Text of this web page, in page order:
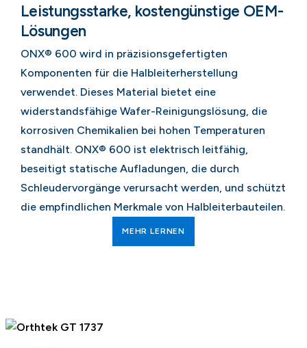
Leistungsstarke, kostengünstige OEM-
Lösungen
ONX® 600 wird in präzisionsgefertigten
Komponenten für die Halbleiterherstellung
verwendet. Dieses Material bietet eine
widerstandsfähige Wafer-Reinigungslösung, die
korrosiven Chemikalien bei hohen Temperaturen
standhält. ONX® 600 ist elektrisch leitfähig,
beseitigt statische Aufladungen, die durch
Schleudervorgänge verursacht werden, und schützt
die empfindlichen Merkmale von Halbleiterbauteilen.
MEHR LERNEN